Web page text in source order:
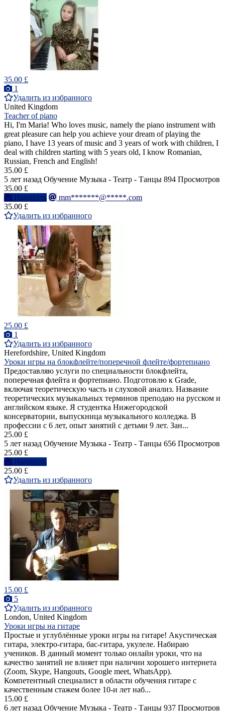
35.00 £
1
Удалить из избранного
United Kingdom
Teacher of piano
Hi, I'm Maria! Who loves music, namely the piano instrument with
great pleasure can help you achieve your dream of playing the
piano, I have 13 years of music and 3 years of work with children, I
deal with children starting with 5 years old, I know Romanian,
Russian, French and English!
35.00 £
5 лет назад Обучение Музыка - Театр - Танцы 894 Просмотров
35.00 £
Написать
mm*******@*****.com
35.00 £
Удалить из избранного
25.00 £
1
Удалить из избранного
Herefordshire, United Kingdom
Уроки игры на блокфлейте/поперечной флейте/фортепиано
Предоставляю услуги по специальности блокфлейта,
поперечная флейта и фортепиано. Подготовлю к Grade,
включая теоретическую часть и слуховой анализ. Название
теоретических музыкальных терминов преподаю на русском и
английском языке. Я студентка Нижегородской
консерватории, выпускница музыкального колледжа. В
профессии с 6 лет, опыт занятий с детьми 9 лет. Зан...
25.00 £
5 лет назад Обучение Музыка - Театр - Танцы 656 Просмотров
25.00 £
Написать
25.00 £
Удалить из избранного
15.00 £
5
Удалить из избранного
London, United Kingdom
Уроки игры на гитаре
Простые и углублённые уроки игры на гитаре! Акустическая
гитара, электро-гитара, бас-гитара, укулеле. Набираю
учеников. В данный момент только онлайн уроки, что на
качество занятий не влияет при наличии хорошего интернета
(Zoom, Skype, Hangouts, Google meet, WhatsApp).
Компетентный специалист в области обучения гитаре с
качественным стажем более 10-и лет наб...
15.00 £
6 лет назад Обучение Музыка - Театр - Танцы 937 Просмотров